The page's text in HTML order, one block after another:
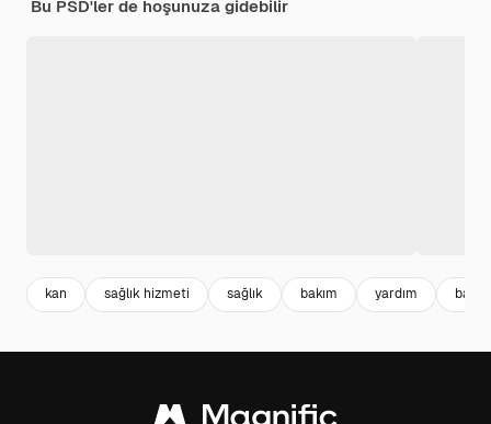
Bu PSD'ler de hoşunuza gidebilir
kan sağlık hizmeti sağlık bakım yardım